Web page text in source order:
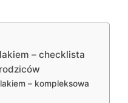
– checklista
– kompleksowa